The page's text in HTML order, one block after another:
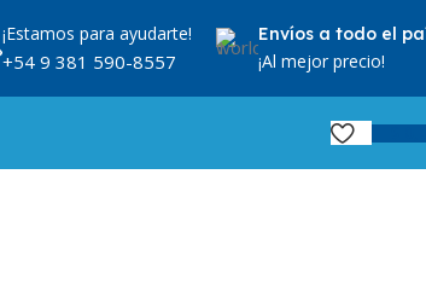
¡Estamos para ayudarte!
+54 9 381 590-8557
Envíos a todo el
¡Al mejor precio!
$